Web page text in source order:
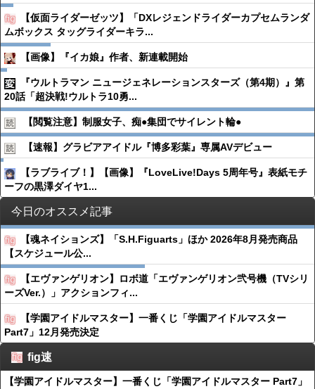
【仮面ライダーゼッツ】「DXレジェンドライダーカプセムランダ
ムボックス タッグライダーキラ...
【画像】『イカ娘』作者、新連載開始
『ウルトラマン ニュージェネレーションスターズ（第4期）』第
20話「超決戦!ウルトラ10勇...
【閲覧注意】制服女子、痴●︎集団でサイレント輪●︎
【速報】グラビアアイドル『博多彩葉』専属AVデビュー
【ラブライブ！】【画像】『LoveLive!Days 5周年号』表紙モチ
ーフの黒澤ダイヤ1...
今日のオススメ記事
【魂ネイションズ】「S.H.Figuarts」ほか 2026年8月発売商品
【スケジュール公...
【エヴァンゲリオン】ロボ道「エヴァンゲリオン弐号機（TVシリ
ーズVer.）」アクションフィ...
【学園アイドルマスター】一番くじ「学園アイドルマスター
Part7」12月発売決定
fig速
【学園アイドルマスター】一番くじ「学園アイドルマスター Part7」